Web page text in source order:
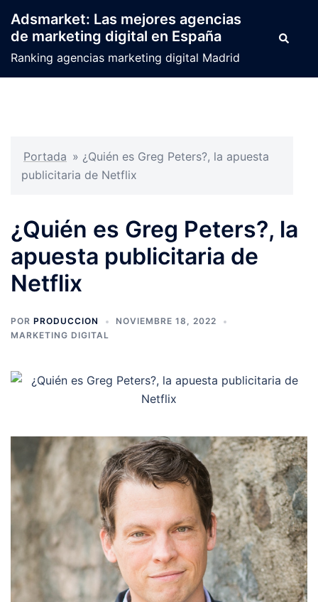
contenido
Adsmarket: Las mejores agencias
de marketing digital en España
Ranking agencias marketing digital Madrid
Buscar
Portada » ¿Quién es Greg Peters?, la apuesta
publicitaria de Netflix
¿Quién es Greg Peters?, la
apuesta publicitaria de
Netflix
POR PRODUCCION
NOVIEMBRE 18, 2022
MARKETING DIGITAL